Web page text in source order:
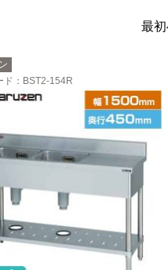
最
ド ：BST2-154R